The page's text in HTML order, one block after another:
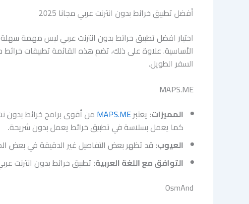
أفضل تطبيق خرائط بدون انترنت عربي مجانا 2025
الأساسية. علاوة على ذلك، تضم هذه القائمة تطبيقات خرائط
السفر الطويل.
MAPS.ME
المميزات: يعتبرMAPS.ME
كما يعمل بسلاسة في تطبيق خرائط يعمل بدون شريحة.
العيوب: قد تظهر بعض التفاصيل غير الدقيقة في بعض
التوافق مع اللغة العربية: تطبيق خرائط بدون انترنت
OsmAnd